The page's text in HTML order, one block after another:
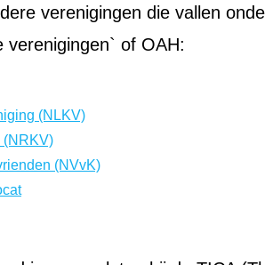
verenigingen die vallen
verenigingen` of OAH:
(NLKV)
(NRKV)
(NVvK)